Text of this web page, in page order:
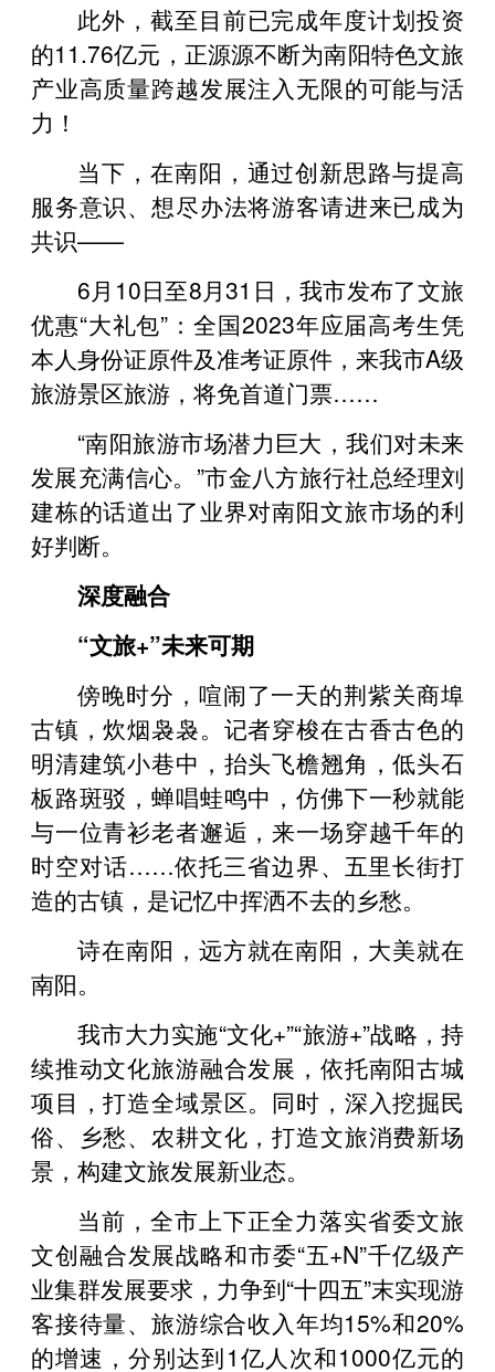
此外，截至目前已完成年度计划投资
的11.76亿元，正源源不断为南阳特色文旅
产业高质量跨越发展注入无限的可能与活
力！
当下，在南阳，通过创新思路与提高
服务意识、想尽办法将游客请进来已成为
共识——
6月10日至8月31日，我市发布了文旅
优惠“大礼包”：全国2023年应届高考生凭
本人身份证原件及准考证原件，来我市A级
旅游景区旅游，将免首道门票……
“南阳旅游市场潜力巨大，我们对未来
发展充满信心。”市金八方旅行社总经理刘
建栋的话道出了业界对南阳文旅市场的利
好判断。
深度融合
“文旅+”未来可期
傍晚时分，喧闹了一天的荆紫关商埠
古镇，炊烟袅袅。记者穿梭在古香古色的
明清建筑小巷中，抬头飞檐翘角，低头石
板路斑驳，蝉唱蛙鸣中，仿佛下一秒就能
与一位青衫老者邂逅，来一场穿越千年的
时空对话……依托三省边界、五里长街打
造的古镇，是记忆中挥洒不去的乡愁。
诗在南阳，远方就在南阳，大美就在
南阳。
我市大力实施“文化+”“旅游+”战略，持
续推动文化旅游融合发展，依托南阳古城
项目，打造全域景区。同时，深入挖掘民
俗、乡愁、农耕文化，打造文旅消费新场
景，构建文旅发展新业态。
当前，全市上下正全力落实省委文旅
文创融合发展战略和市委“五+N”千亿级产
业集群发展要求，力争到“十四五”末实现游
客接待量、旅游综合收入年均15%和20%
的增速，分别达到1亿人次和1000亿元的